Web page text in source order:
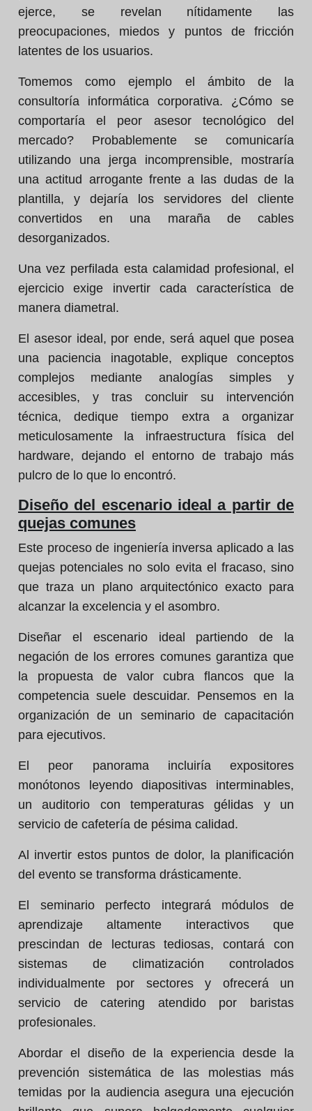
ejerce, se revelan nítidamente las
preocupaciones, miedos y puntos de fricción
latentes de los usuarios.
Tomemos como ejemplo el ámbito de la
consultoría informática corporativa. ¿Cómo se
comportaría el peor asesor tecnológico del
mercado? Probablemente se comunicaría
utilizando una jerga incomprensible, mostraría
una actitud arrogante frente a las dudas de la
plantilla, y dejaría los servidores del cliente
convertidos en una maraña de cables
desorganizados.
Una vez perfilada esta calamidad profesional, el
ejercicio exige invertir cada característica de
manera diametral.
El asesor ideal, por ende, será aquel que posea
una paciencia inagotable, explique conceptos
complejos mediante analogías simples y
accesibles, y tras concluir su intervención
técnica, dedique tiempo extra a organizar
meticulosamente la infraestructura física del
hardware, dejando el entorno de trabajo más
pulcro de lo que lo encontró.
Diseño del escenario ideal a partir de
quejas comunes
Este proceso de ingeniería inversa aplicado a las
quejas potenciales no solo evita el fracaso, sino
que traza un plano arquitectónico exacto para
alcanzar la excelencia y el asombro.
Diseñar el escenario ideal partiendo de la
negación de los errores comunes garantiza que
la propuesta de valor cubra flancos que la
competencia suele descuidar. Pensemos en la
organización de un seminario de capacitación
para ejecutivos.
El peor panorama incluiría expositores
monótonos leyendo diapositivas interminables,
un auditorio con temperaturas gélidas y un
servicio de cafetería de pésima calidad.
Al invertir estos puntos de dolor, la planificación
del evento se transforma drásticamente.
El seminario perfecto integrará módulos de
aprendizaje altamente interactivos que
prescindan de lecturas tediosas, contará con
sistemas de climatización controlados
individualmente por sectores y ofrecerá un
servicio de catering atendido por baristas
profesionales.
Abordar el diseño de la experiencia desde la
prevención sistemática de las molestias más
temidas por la audiencia asegura una ejecución